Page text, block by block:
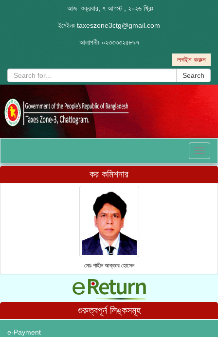
আজ শুক্রবার, ৭ আগস্ট , ২০২৬ খ্রিঃ
ইমেইলঃ taxeszone3ctg@gmail.com
আলাপনীঃ ০২৩৩৩৩২৫৮৯৭
লগইন করুন
Search
কর কমিশনার
মোঃ শাহীন আক্তার হোসেন
গুরুত্বপূর্ন লিঙ্কসমূহ
e-Payment